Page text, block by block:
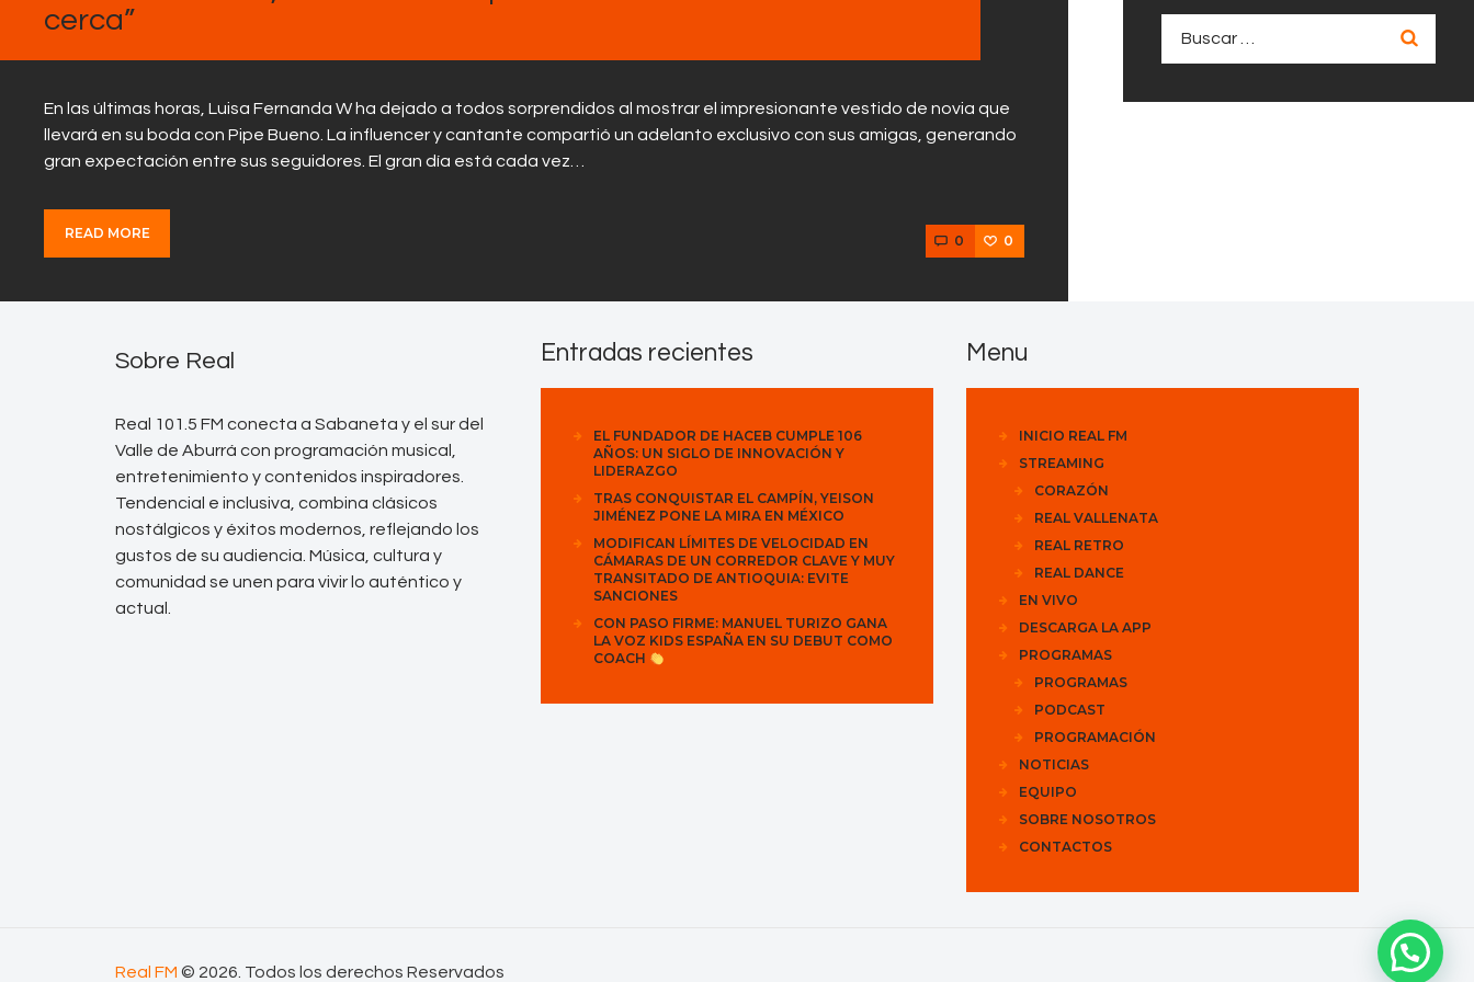
Contactos
cerca”
En las últimas horas, Luisa Fernanda W ha dejado a todos sorprendidos al mostrar el impresionante vestido de novia que
llevará en su boda con Pipe Bueno. La influencer y cantante compartió un adelanto exclusivo con sus amigas, generando
gran expectación entre sus seguidores. El gran día está cada vez…
READ MORE 0 0
Sobre Real
Real 101.5 FM conecta a Sabaneta y el sur del
Valle de Aburrá con programación musical,
entretenimiento y contenidos inspiradores.
Tendencial e inclusiva, combina clásicos
nostálgicos y éxitos modernos, reflejando los
gustos de su audiencia. Música, cultura y
comunidad se unen para vivir lo auténtico y
actual.
Entradas recientes
EL FUNDADOR DE HACEB CUMPLE 106
AÑOS: UN SIGLO DE INNOVACIÓN Y
LIDERAZGO
TRAS CONQUISTAR EL CAMPÍN, YEISON
JIMÉNEZ PONE LA MIRA EN MÉXICO
MODIFICAN LÍMITES DE VELOCIDAD EN
CÁMARAS DE UN CORREDOR CLAVE Y MUY
TRANSITADO DE ANTIOQUIA: EVITE
SANCIONES
CON PASO FIRME: MANUEL TURIZO GANA
LA VOZ KIDS ESPAÑA EN SU DEBUT COMO
COACH
Menu
INICIO REAL FM
STREAMING
CORAZÓN
REAL VALLENATA
REAL RETRO
REAL DANCE
EN VIVO
DESCARGA LA APP
PROGRAMAS
PROGRAMAS
PODCAST
PROGRAMACIÓN
NOTICIAS
EQUIPO
SOBRE NOSOTROS
CONTACTOS
Real FM © 2026. Todos los derechos Reservados